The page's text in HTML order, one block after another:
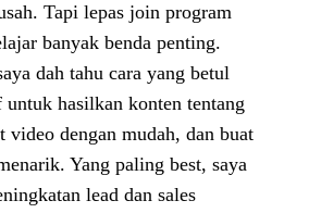
Tapi lepas join program
banyak benda penting.
dah tahu cara yang betul
hasilkan konten tentang
video dengan mudah, dan buat
Yang paling best, saya
lead dan sales